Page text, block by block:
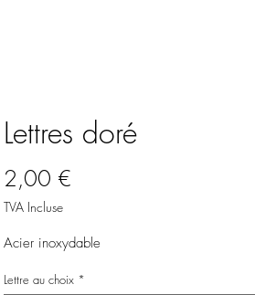
Lettres doré
2,00 €
TVA Incluse
Acier inoxydable
Lettre au choix *